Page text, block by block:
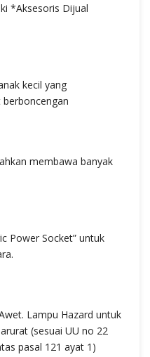
*Aksesoris Dijual
kecil yang
membawa banyak
Power Socket” untuk
Lampu Hazard untuk
(sesuai UU no 22
pasal 121 ayat 1)